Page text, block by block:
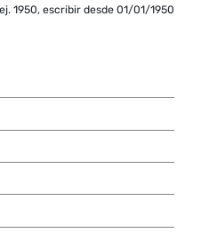
1950, escribir desde 01/01/1950